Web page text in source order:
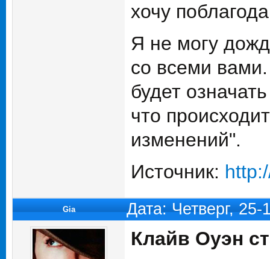
хочу
Я не могу
со всеми
будет
что
изменений".
Источник:
Gia Дата: Четверг,
Клайв Оуэн